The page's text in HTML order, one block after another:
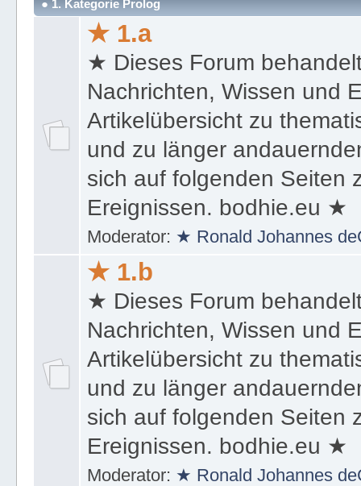
● 1. Kategorie Prolog
★ 1.a
★ Dieses Forum
Nachrichten, Wissen und
Artikelübersicht zu
und zu länger
sich auf folgenden Seiten
Ereignissen. bodhie.eu ★
Moderator: ★ Ronald Johannes
★ 1.b
★ Dieses Forum
Nachrichten, Wissen und
Artikelübersicht zu
und zu länger
sich auf folgenden Seiten
Ereignissen. bodhie.eu ★
Moderator: ★ Ronald Johannes